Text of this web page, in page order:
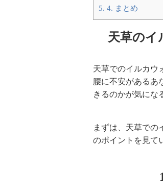
5. 4. まとめ
天草のイ
天草でのイルカウ
腰に不安があるあ
きるのかが気にな
まずは、天草での
のポイントを見て